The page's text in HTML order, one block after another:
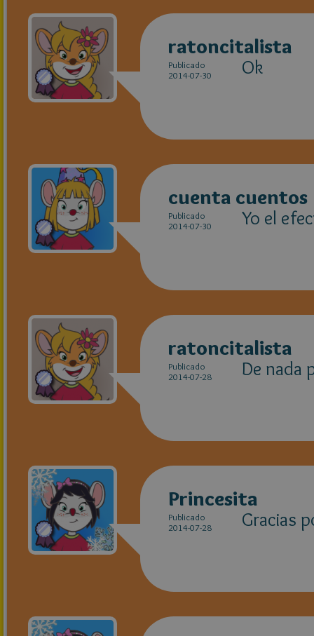
ratoncitalista
Publicado
2014-07-30
Ok
cuenta cuentos
Publicado
2014-07-30
Yo el
ratoncitalista
Publicado
2014-07-28
De nada
Princesita
Publicado
2014-07-28
Gracias